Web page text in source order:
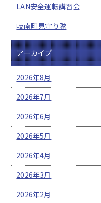
LAN安全運転講習会
岐南町見守り隊
アーカイブ
2026年8月
2026年7月
2026年6月
2026年5月
2026年4月
2026年3月
2026年2月